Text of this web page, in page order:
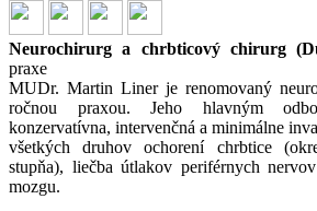
Neurochirurg a chrbticový chirurg
praxe
MUDr. Martin Liner je renomovaný
ročnou praxou. Jeho hlavným
konzervatívna, intervenčná a minimálne
všetkých druhov ochorení chrbtice
stupňa), liečba útlakov periférnych
mozgu.